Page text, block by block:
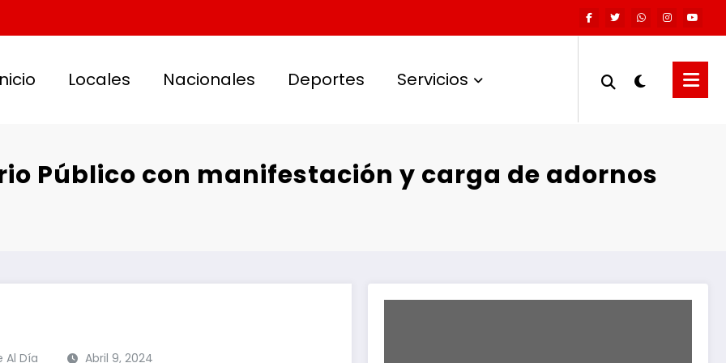
Locales Nacionales Deportes Servicios
Público con manifestación y carga de adornos
Al Día Abril 9, 2024